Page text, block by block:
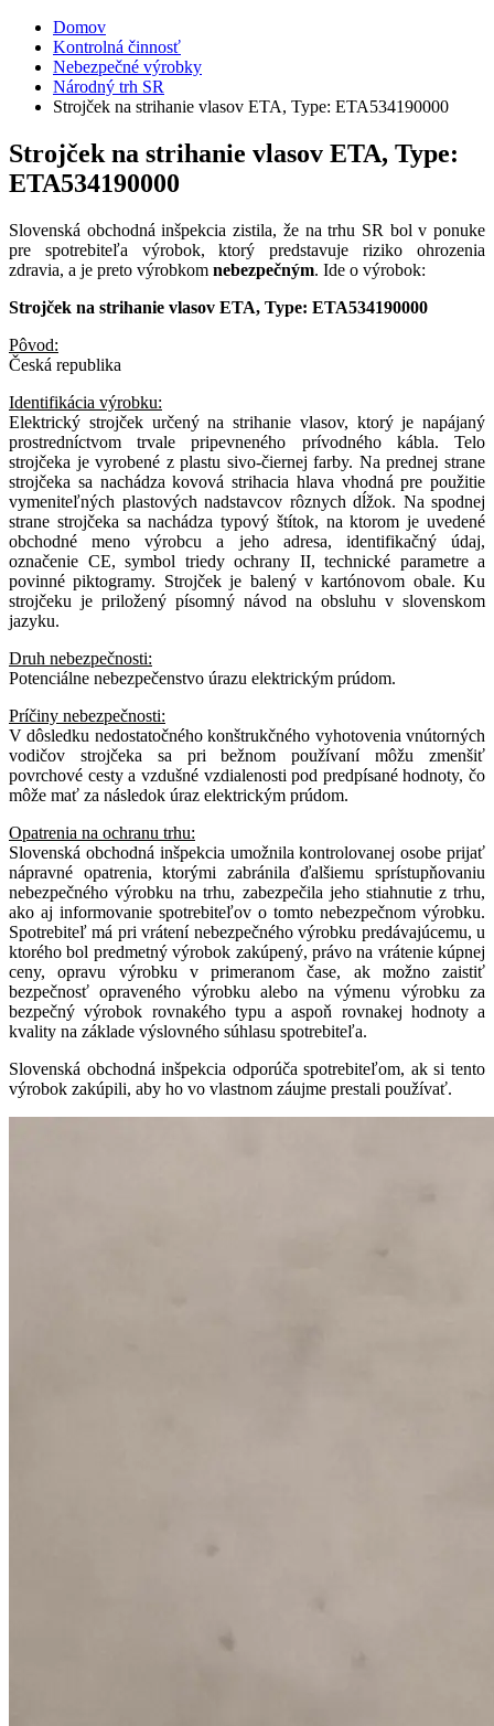
Domov
Kontrolná činnosť
Nebezpečné výrobky
Národný trh SR
Strojček na strihanie vlasov ETA, Type: ETA534190000
Strojček na strihanie vlasov ETA, Type:
ETA534190000
Slovenská obchodná inšpekcia zistila, že na trhu SR bol v ponuke
pre spotrebiteľa výrobok, ktorý predstavuje riziko ohrozenia
zdravia, a je preto výrobkom nebezpečným. Ide o výrobok:
Strojček na strihanie vlasov ETA, Type: ETA534190000
Pôvod:
Česká republika
Identifikácia výrobku:
Elektrický strojček určený na strihanie vlasov, ktorý je napájaný
prostredníctvom trvale pripevneného prívodného kábla. Telo
strojčeka je vyrobené z plastu sivo-čiernej farby. Na prednej strane
strojčeka sa nachádza kovová strihacia hlava vhodná pre použitie
vymeniteľných plastových nadstavcov rôznych dĺžok. Na spodnej
strane strojčeka sa nachádza typový štítok, na ktorom je uvedené
obchodné meno výrobcu a jeho adresa, identifikačný údaj,
označenie CE, symbol triedy ochrany II, technické parametre a
povinné piktogramy. Strojček je balený v kartónovom obale. Ku
strojčeku je priložený písomný návod na obsluhu v slovenskom
jazyku.
Druh nebezpečnosti:
Potenciálne nebezpečenstvo úrazu elektrickým prúdom.
Príčiny nebezpečnosti:
V dôsledku nedostatočného konštrukčného vyhotovenia vnútorných
vodičov strojčeka sa pri bežnom používaní môžu zmenšiť
povrchové cesty a vzdušné vzdialenosti pod predpísané hodnoty, čo
môže mať za následok úraz elektrickým prúdom.
Opatrenia na ochranu trhu:
Slovenská obchodná inšpekcia umožnila kontrolovanej osobe prijať
nápravné opatrenia, ktorými zabránila ďalšiemu sprístupňovaniu
nebezpečného výrobku na trhu, zabezpečila jeho stiahnutie z trhu,
ako aj informovanie spotrebiteľov o tomto nebezpečnom výrobku.
Spotrebiteľ má pri vrátení nebezpečného výrobku predávajúcemu, u
ktorého bol predmetný výrobok zakúpený, právo na vrátenie kúpnej
ceny, opravu výrobku v primeranom čase, ak možno zaistiť
bezpečnosť opraveného výrobku alebo na výmenu výrobku za
bezpečný výrobok rovnakého typu a aspoň rovnakej hodnoty a
kvality na základe výslovného súhlasu spotrebiteľa.
Slovenská obchodná inšpekcia odporúča spotrebiteľom, ak si tento
výrobok zakúpili, aby ho vo vlastnom záujme prestali používať.